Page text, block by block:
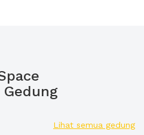
Lihat semua gedung